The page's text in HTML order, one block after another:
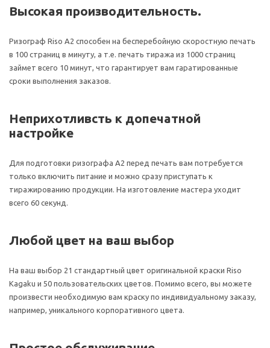
Высокая производительность.
Ризограф Riso A2 способен на бесперебойную скоростную печать
в 100 страниц в минуту, а т.е. печать тиража из 1000 страниц
займет всего 10 минут, что гарантирует вам гаратированные
сроки выполнения заказов.
Неприхотливсть к допечатной
настройке
Для подготовки ризографа A2 перед печать вам потребуется
только включить питание и можно сразу приступать к
тиражированию продукции. На изготовление мастера уходит
всего 60 секунд.
Любой цвет на ваш выбор
На ваш выбор 21 стандартный цвет оригинальной краски Riso
Kagaku и 50 пользовательских цветов. Помимо всего, вы можете
произвести необходимую вам краску по индивидуальному заказу,
например, уникального корпоративного цвета.